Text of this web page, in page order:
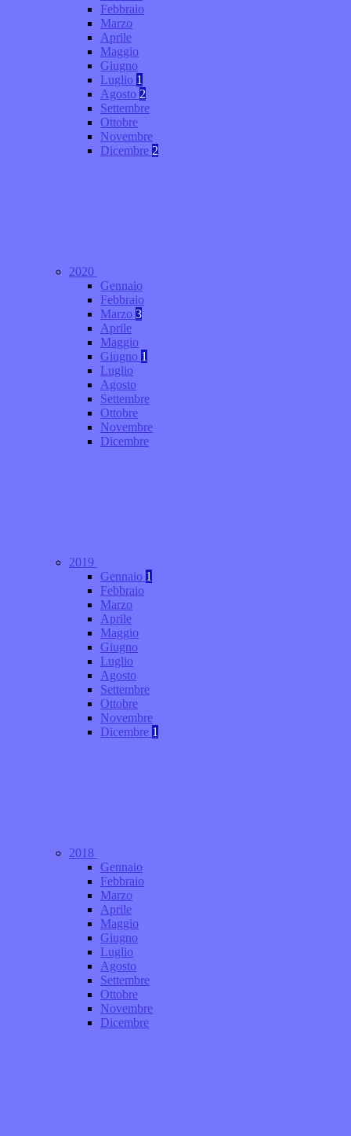
Febbraio
Marzo
Aprile
Maggio
Giugno
Luglio 1
Agosto 2
Settembre
Ottobre
Novembre
Dicembre 2
2020
Gennaio
Febbraio
Marzo 3
Aprile
Maggio
Giugno 1
Luglio
Agosto
Settembre
Ottobre
Novembre
Dicembre
2019
Gennaio 1
Febbraio
Marzo
Aprile
Maggio
Giugno
Luglio
Agosto
Settembre
Ottobre
Novembre
Dicembre 1
2018
Gennaio
Febbraio
Marzo
Aprile
Maggio
Giugno
Luglio
Agosto
Settembre
Ottobre
Novembre
Dicembre